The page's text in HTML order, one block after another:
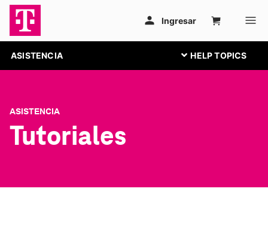
ASISTENCIA
ASISTENCIA
Tutoriales